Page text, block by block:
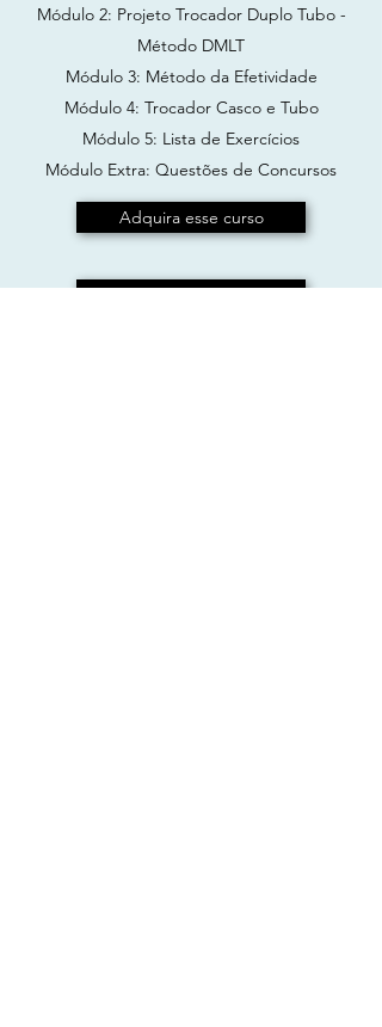
Módulo 2: Projeto Trocador Duplo Tubo -
Método DMLT
Módulo 3: Método da Efetividade
Módulo 4: Trocador Casco e Tubo
Módulo 5: Lista de Exercícios
Módulo Extra: Questões de Concursos
Adquira esse curso
Ver nossos outros cursos